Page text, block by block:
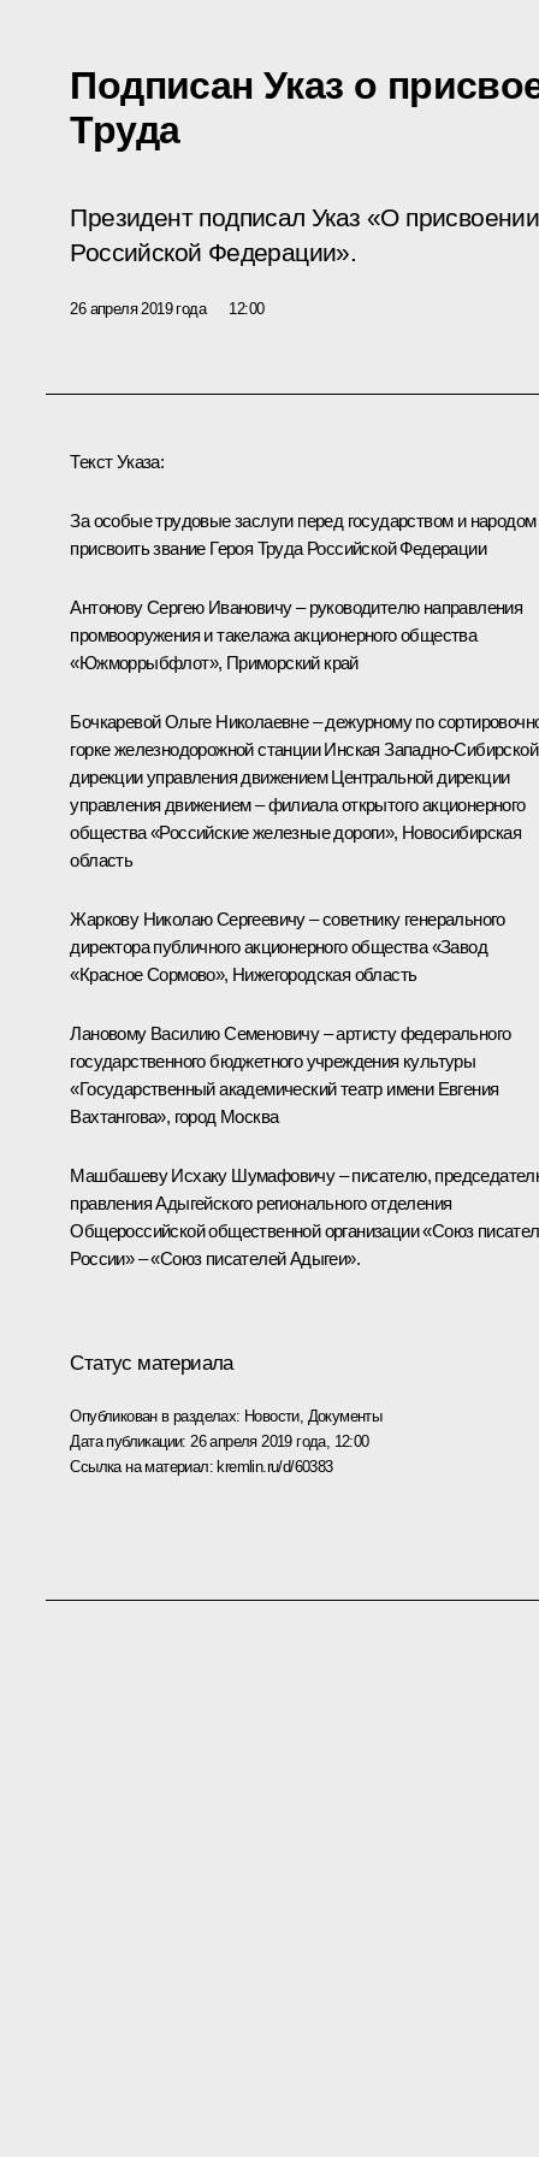
Подписан Указ о
Труда
Президент подписал Указ «О
Российской Федерации».
26 апреля 2019 года 12:00
Текст Указа:
За особые трудовые заслуги перед государством и народом
присвоить звание Героя Труда Российской Федерации
Антонову Сергею Ивановичу – руководителю направления
промвооружения и такелажа акционерного общества
«Южморрыбфлот», Приморский край
Бочкаревой Ольге Николаевне – дежурному по
горке железнодорожной станции Инская Западно-Сибирской
дирекции управления движением Центральной дирекции
управления движением – филиала открытого акционерного
общества «Российские железные дороги», Новосибирская
область
Жаркову Николаю Сергеевичу – советнику генерального
директора публичного акционерного общества «Завод
«Красное Сормово», Нижегородская область
Лановому Василию Семеновичу – артисту федерального
государственного бюджетного учреждения культуры
«Государственный академический театр имени Евгения
Вахтангова», город Москва
Машбашеву Исхаку Шумафовичу – писателю,
правления Адыгейского регионального отделения
Общероссийской общественной организации «Союз
России» – «Союз писателей Адыгеи».
Статус материала
Опубликован в разделах: Новости, Документы
Дата публикации: 26 апреля 2019 года, 12:00
Ссылка на материал: kremlin.ru/d/60383